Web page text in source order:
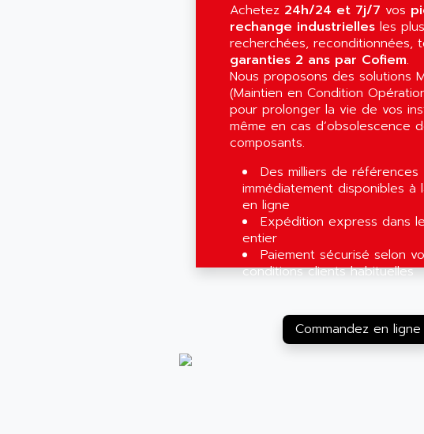
Achetez 24h/24 et 7j/7 vos
rechange industrielles les plus
recherchées, reconditionnées,
garanties 2 ans par Cofiem.
Nous proposons des solutions
(Maintien en Condition
pour prolonger la vie de vos
même en cas d’obsolescence
composants.
Des milliers de références
immédiatement disponibles à
en ligne
Expédition express dans
entier
Paiement sécurisé selon
conditions clients habituelles
Commandez en ligne